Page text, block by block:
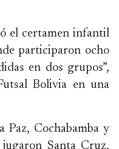
el certamen infantil
participaron ocho
en dos grupos”,
Bolivia en una
Paz, Cochabamba y
Santa Cruz,